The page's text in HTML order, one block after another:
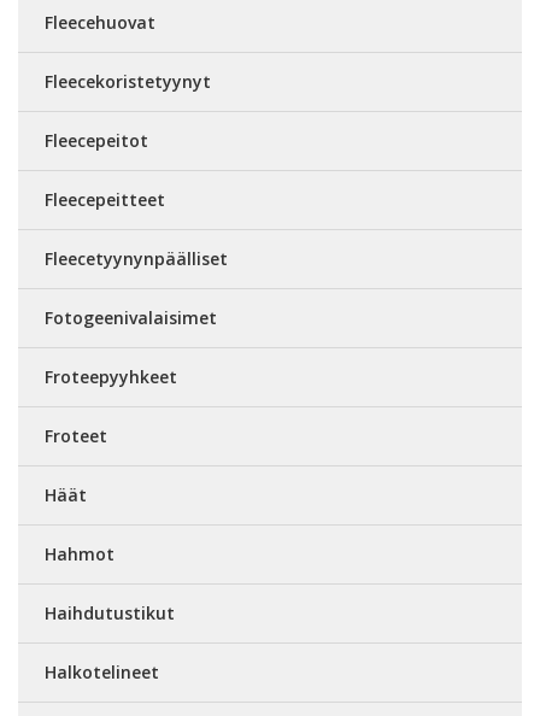
Fleecehuovat
Fleecekoristetyynyt
Fleecepeitot
Fleecepeitteet
Fleecetyynynpäälliset
Fotogeenivalaisimet
Froteepyyhkeet
Froteet
Häät
Hahmot
Haihdutustikut
Halkotelineet